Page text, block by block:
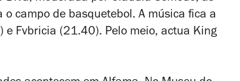
campo de basquetebol. A música fica a
e Fvbricia (21.40). Pelo meio, actua King